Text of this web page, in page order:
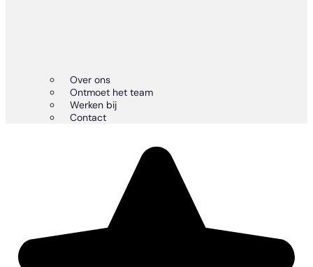
Over ons
Ontmoet het team
Werken bij
Contact